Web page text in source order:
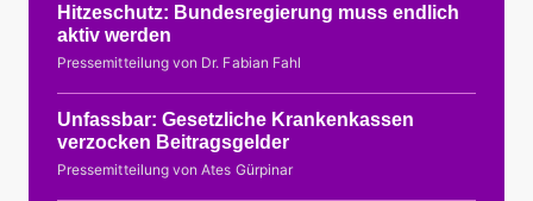
Hitzeschutz: Bundesregierung muss endlich
aktiv werden
Pressemitteilung von Dr. Fabian Fahl
Unfassbar: Gesetzliche Krankenkassen
verzocken Beitragsgelder
Pressemitteilung von Ates Gürpinar